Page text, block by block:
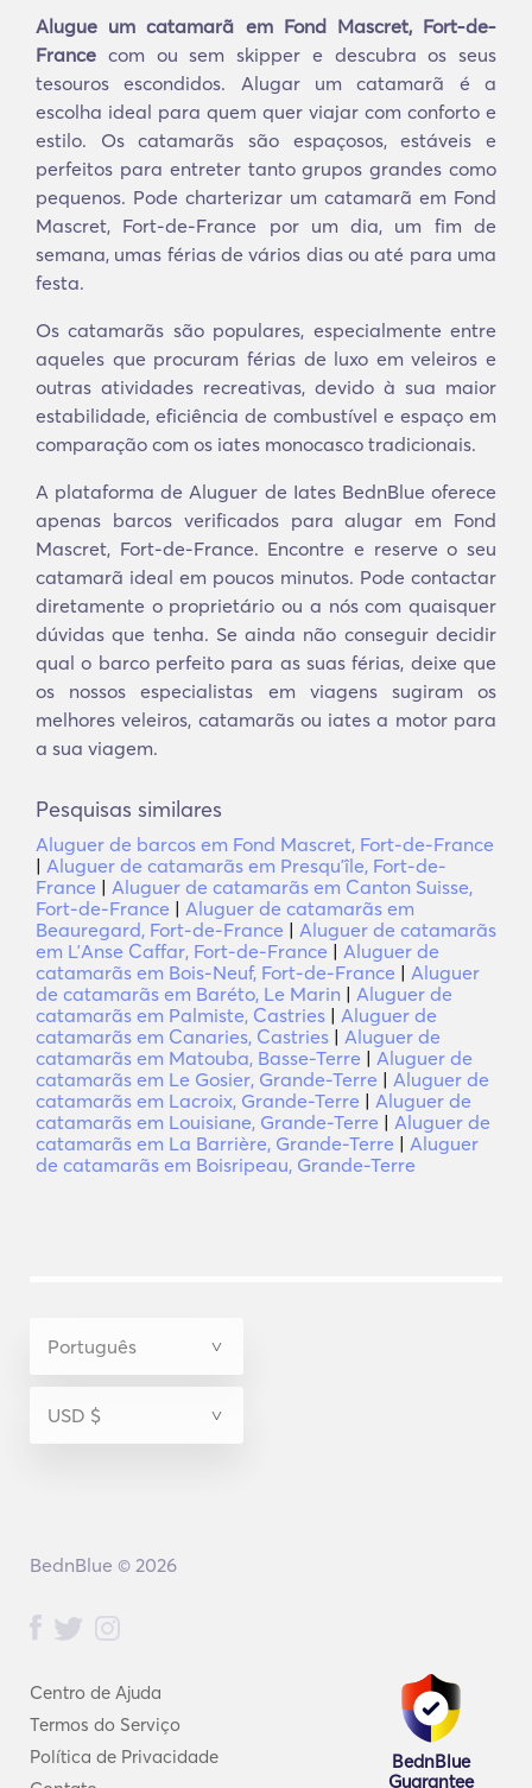
Alugue um catamarã em Fond Mascret, Fort-de-
France com ou sem skipper e descubra os seus
tesouros escondidos. Alugar um catamarã é a
escolha ideal para quem quer viajar com conforto e
estilo. Os catamarãs são espaçosos, estáveis e
perfeitos para entreter tanto grupos grandes como
pequenos. Pode charterizar um catamarã em Fond
Mascret, Fort-de-France por um dia, um fim de
semana, umas férias de vários dias ou até para uma
festa.
Os catamarãs são populares, especialmente entre
aqueles que procuram férias de luxo em veleiros e
outras atividades recreativas, devido à sua maior
estabilidade, eficiência de combustível e espaço em
comparação com os iates monocasco tradicionais.
A plataforma de Aluguer de Iates BednBlue oferece
apenas barcos verificados para alugar em Fond
Mascret, Fort-de-France. Encontre e reserve o seu
catamarã ideal em poucos minutos. Pode contactar
diretamente o proprietário ou a nós com quaisquer
dúvidas que tenha. Se ainda não conseguir decidir
qual o barco perfeito para as suas férias, deixe que
os nossos especialistas em viagens sugiram os
melhores veleiros, catamarãs ou iates a motor para
a sua viagem.
Pesquisas similares
Aluguer de barcos em Fond Mascret, Fort-de-France
| Aluguer de catamarãs em Presquʼîle, Fort-de-
France | Aluguer de catamarãs em Canton Suisse,
Fort-de-France | Aluguer de catamarãs em
Beauregard, Fort-de-France | Aluguer de catamarãs
em LʼAnse Caffar, Fort-de-France | Aluguer de
catamarãs em Bois-Neuf, Fort-de-France | Aluguer
de catamarãs em Baréto, Le Marin | Aluguer de
catamarãs em Palmiste, Castries | Aluguer de
catamarãs em Canaries, Castries | Aluguer de
catamarãs em Matouba, Basse-Terre | Aluguer de
catamarãs em Le Gosier, Grande-Terre | Aluguer de
catamarãs em Lacroix, Grande-Terre | Aluguer de
catamarãs em Louisiane, Grande-Terre | Aluguer de
catamarãs em La Barrière, Grande-Terre | Aluguer
de catamarãs em Boisripeau, Grande-Terre
Centro de Ajuda
Termos do Serviço
Política de Privacidade
BednBlue
Guarantee
BednBlue © 2026